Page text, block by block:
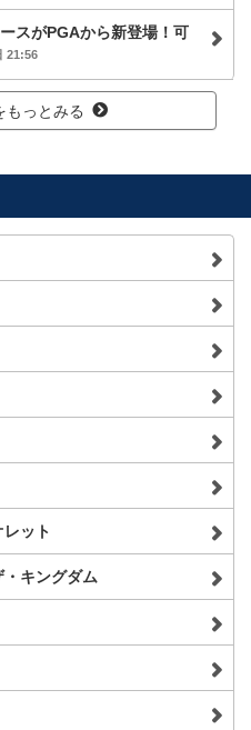
スがPGAから新登場！可
21:56
もっとみる
ット
キングダム